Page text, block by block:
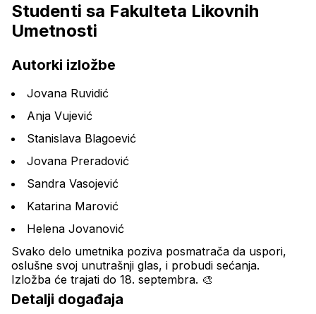
Studenti sa Fakulteta Likovnih
Umetnosti
Autorki izložbe
Jovana Ruvidić
Anja Vujević
Stanislava Blagoević
Jovana Preradović
Sandra Vasojević
Katarina Marović
Helena Jovanović
Svako delo umetnika poziva posmatrača da uspori,
oslušne svoj unutrašnji glas, i probudi sećanja.
Izložba će trajati do 18. septembra. 🎨
Detalji događaja